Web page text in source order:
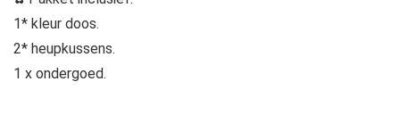
1* kleur doos.
2* heupkussens.
1 x ondergoed.